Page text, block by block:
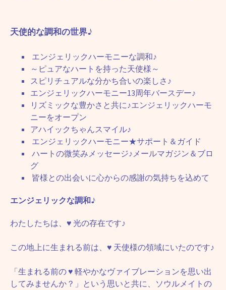
天使的な調和の世界♪
エンジェリックハーモニーな調和♪
～ピュアなハートを持った天使様～
スピリチュアルな分かち合いの楽しさ♪
エンジェリックハーモニー13周年バースデー♪
リズミックな豊かさと共に♪エンジェリックハーモ
ニーをオープン
アハイックちゃんスマイル♪
エンジェリックハーモニー★サポート＆ガイド
ハートの微笑みメッセージ♪メールマガジン＆ブロ
グ
皆様との出会いに心からの感謝の気持ちを込めて
エンジェリックな調和♪
わたしたちは、 ♥ 光の存在です♪
この地上に生まれる前は、 ♥ 天使様の領域にいたのです♪
「生まれる前の ♥ 軽やかなヴァイブレーションを思い出
してみませんか？」という思いと共に、ソウルメイトの